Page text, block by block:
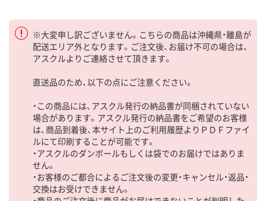
※大変申し訳ございません。こちらの商品は沖縄県・離島が
配送エリア外となります。ご注文後、お届け不可の場合は、
アスクルよりご連絡させて頂きます。
直送品のため、以下の点にご注意ください。
・この商品には、アスクル発行の納品書が同梱されていない
場合があります。アスクル発行の納品書をご希望のお客様
は、商品到着後、本サイト上のご利用履歴よりＰＤＦファイ
ルにて印刷することが可能です。
・アスクルのダンボールもしくは袋でのお届けではありま
せん。
・お客様のご都合によるご注文後の変更・キャンセル・返品・
交換はお受けできません。